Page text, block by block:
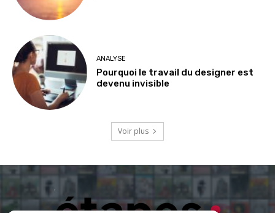
ANALYSE
Pourquoi le travail du designer est
devenu invisible
Voir plus